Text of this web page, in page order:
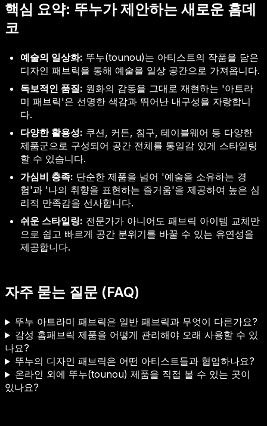
핵심 요약: 뚜누가 제안하는 새로운 홈데
코
예술의 일상화: 뚜누(tounou)는 아티스트의 작품을 담은
디자인 패브릭을 통해 예술을 일상 공간으로 가져옵니다.
독보적인 품질: 원화의 감동을 그대로 재현하는 '아트라
미 패브릭'은 선명한 색감과 뛰어난 내구성을 자랑합니
다.
다양한 활용성: 쿠션, 커튼, 침구, 테이블웨어 등 다양한
제품군으로 구성되어 공간 전체를 통일감 있게 스타일링
할 수 있습니다.
가심비 충족: 단순한 제품을 넘어 '예술을 소유하는 경
험'과 '나의 취향을 표현하는 즐거움'을 제공하여 높은 심
리적 만족감을 선사합니다.
쉬운 스타일링: 전문가가 아니어도 패브릭 아이템 교체만
으로 쉽고 빠르게 공간 분위기를 바꿀 수 있는 유연성을
제공합니다.
자주 묻는 질문 (FAQ)
뚜누 아트라미 패브릭은 일반 패브릭과 무엇이 다른가요?
감성 홈패브릭 제품을 어떻게 관리해야 오래 사용할 수 있
나요?
뚜누의 디자인 패브릭은 어떤 아티스트들과 협업하나요?
온라인 외에 뚜누(tounou) 제품을 직접 볼 수 있는 곳이
있나요?